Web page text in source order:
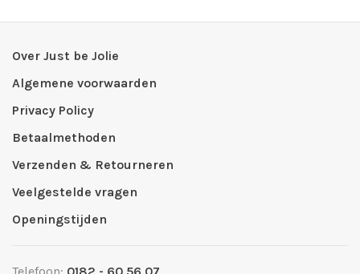
Over Just be Jolie
Algemene voorwaarden
Privacy Policy
Betaalmethoden
Verzenden & Retourneren
Veelgestelde vragen
Openingstijden